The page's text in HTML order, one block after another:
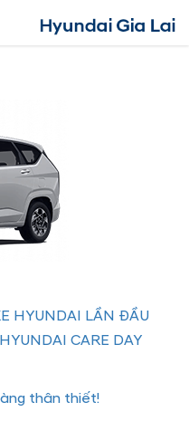
HYUNDAI LẦN ĐẦU
CARE DAY
thân thiết!